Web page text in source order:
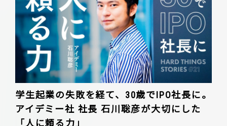
学生起業の失敗を経て、30歳でIPO社長に。
アイデミー社 社長 石川聡彦が大切にした
「人に頼る力」